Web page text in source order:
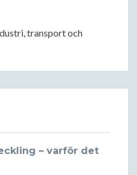
transport och
– varför det